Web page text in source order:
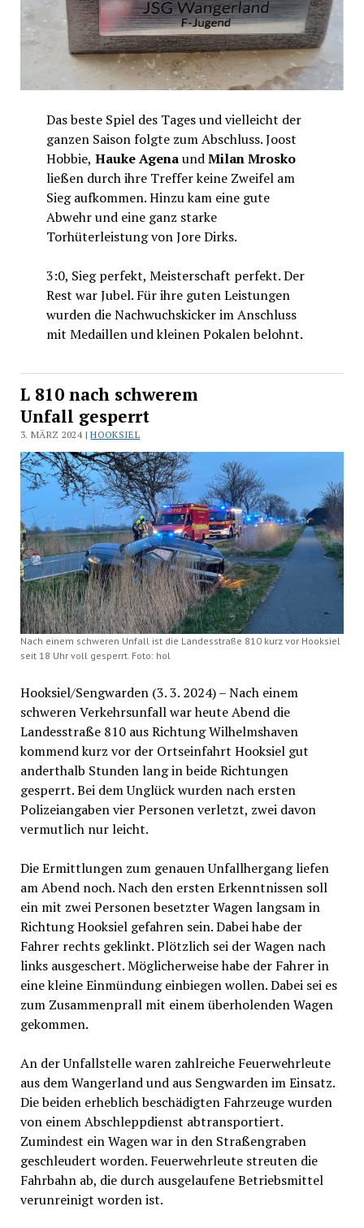
Das beste Spiel des Tages und vielleicht der
ganzen Saison folgte zum Abschluss. Joost
Hobbie, Hauke AgenaundMilan Mrosko
ließen durch ihre Treffer keine Zweifel am
Sieg aufkommen. Hinzu kam eine gute
Abwehr und eine ganz starke
Torhüterleistung von Jore Dirks.
3:0, Sieg perfekt, Meisterschaft perfekt. Der
Rest war Jubel. Für ihre guten Leistungen
wurden die Nachwuchskicker im Anschluss
mit Medaillen und kleinen Pokalen belohnt.
L 810 nach schwerem
Unfall gesperrt
3. MÄRZ 2024 |HOOKSIEL
Nach einem schweren Unfall ist die Landesstraße 810 kurz vor Hooksiel
seit 18 Uhr voll gesperrt. Foto: hol
Hooksiel/Sengwarden (3. 3. 2024) – Nach einem
schweren Verkehrsunfall war heute Abend die
Landesstraße 810 aus Richtung Wilhelmshaven
kommend kurz vor der Ortseinfahrt Hooksiel gut
anderthalb Stunden lang in beide Richtungen
gesperrt. Bei dem Unglück wurden nach ersten
Polizeiangaben vier Personen verletzt, zwei davon
vermutlich nur leicht.
Die Ermittlungen zum genauen Unfallhergang liefen
am Abend noch. Nach den ersten Erkenntnissen soll
ein mit zwei Personen besetzter Wagen langsam in
Richtung Hooksiel gefahren sein. Dabei habe der
Fahrer rechts geklinkt. Plötzlich sei der Wagen nach
links ausgeschert. Möglicherweise habe der Fahrer in
eine kleine Einmündung einbiegen wollen. Dabei sei es
zum Zusammenprall mit einem überholenden Wagen
gekommen.
An der Unfallstelle waren zahlreiche Feuerwehrleute
aus dem Wangerland und aus Sengwarden im Einsatz.
Die beiden erheblich beschädigten Fahrzeuge wurden
von einem Abschleppdienst abtransportiert.
Zumindest ein Wagen war in den Straßengraben
geschleudert worden. Feuerwehrleute streuten die
Fahrbahn ab, die durch ausgelaufene Betriebsmittel
verunreinigt worden ist.